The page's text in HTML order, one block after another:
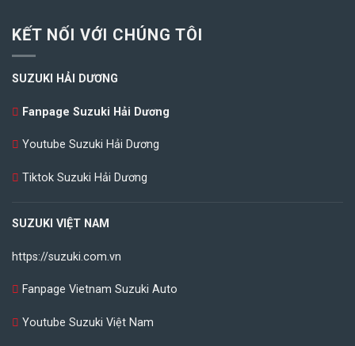
KẾT NỐI VỚI CHÚNG TÔI
SUZUKI HẢI DƯƠNG
Fanpage Suzuki Hải Dương
Youtube Suzuki Hải Dương
Tiktok Suzuki Hải Dương
SUZUKI VIỆT NAM
https://suzuki.com.vn
Fanpage Vietnam Suzuki Auto
Youtube Suzuki Việt Nam